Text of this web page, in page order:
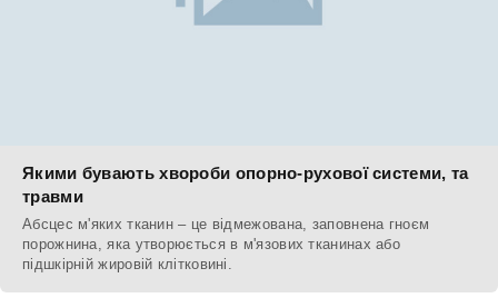
Якими бувають хвороби опорно-рухової системи, та
травми
Абсцес м'яких тканин – це відмежована, заповнена гноєм
порожнина, яка утворюється в м'язових тканинах або
підшкірній жировій клітковині.